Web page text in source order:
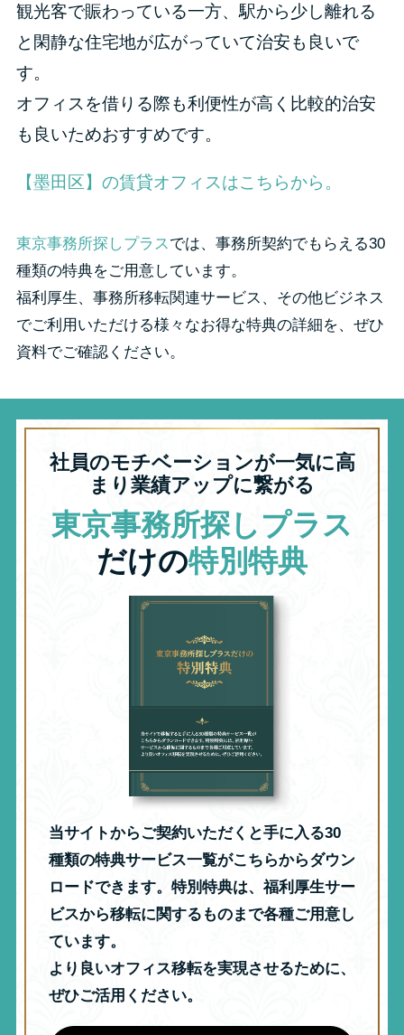
観光客で賑わっている一方、駅から少し離れる
と閑静な住宅地が広がっていて治安も良いで
す。
オフィスを借りる際も利便性が高く比較的治安
も良いためおすすめです。
【墨田区】の賃貸オフィスはこちらから。
東京事務所探しプラス では、事務所契約でもらえる30
種類の特典をご用意しています。
福利厚生、事務所移転関連サービス、その他ビジネス
でご利用いただける様々なお得な特典の詳細を、ぜひ
資料でご確認ください。
社員のモチベーションが一気に高
まり業績アップに繋がる
東京事務所探しプラス
だけの特別特典
当サイトからご契約いただくと手に入る30
種類の特典サービス一覧がこちらからダウン
ロードできます。特別特典は、福利厚生サー
ビスから移転に関するものまで各種ご用意し
ています。
より良いオフィス移転を実現させるために、
ぜひご活用ください。